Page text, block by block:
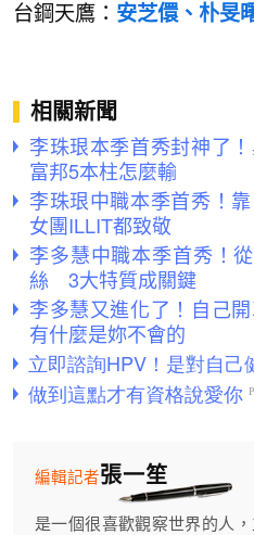
台鋼天鷹： 安芝儇、朴旻
相關新聞
李珠珢本季首秀封神了
富邦5本柱怎麼輸
李珠珢中職本季首秀！
女團ILLIT都致敬
李多慧中職本季首秀！
絲 3大特質成關鍵
李多慧又進化了！自己
有什麼是妳不會的
張一笙
編輯記者
是一個很喜歡觀察世界的人